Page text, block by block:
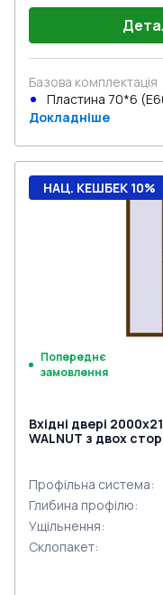
Базова комплектація
Пластина 70*6
Докладніше
НАЦ. КЕШБЕК 10%
Попереднє
замовлення
Вхідні двері
WALNUT з двох
Профільна система:
Глибина профілю:
Ущільнення:
Склопакет: